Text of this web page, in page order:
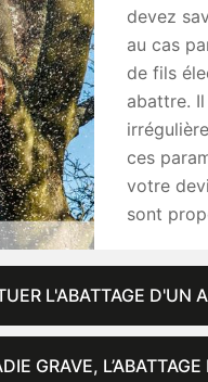
devez
au cas
de fils
abattre.
ces
votre
sont
L'ABATTAGE D'UN
GRAVE,